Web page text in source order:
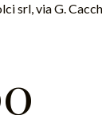
srl, via G.